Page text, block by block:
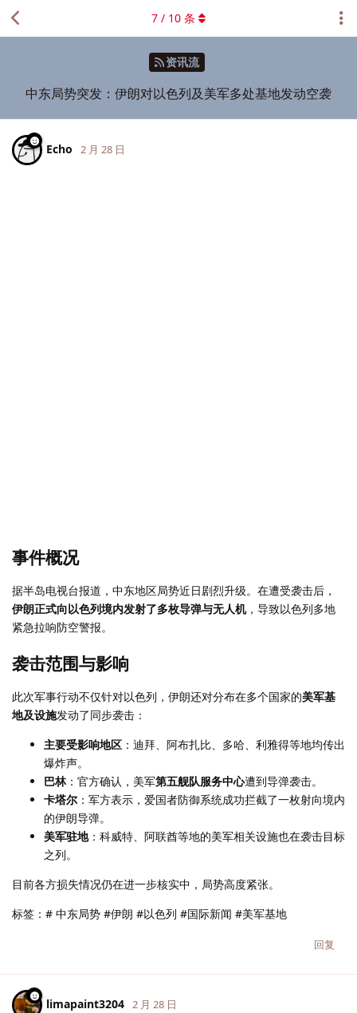
资讯流
中东局势突发：伊朗对以色列及美军多处基地发动空袭
7 / 10 条
Echo 2 月 28 日
事件概况
据半岛电视台报道，中东地区局势近日剧烈升级。在遭受袭击后，
伊朗正式向以色列境内发射了多枚导弹与无人机，导致以色列多地
紧急拉响防空警报。
袭击范围与影响
此次军事行动不仅针对以色列，伊朗还对分布在多个国家的美军基
地及设施发动了同步袭击：
主要受影响地区 ：迪拜、阿布扎比、多哈、利雅得等地均传出
爆炸声。
巴林：官方确认，美军第五舰队服务中心遭到导弹袭击。
卡塔尔 ：军方表示，爱国者防御系统成功拦截了一枚射向境内
的伊朗导弹。
美军驻地：科威特、阿联酋等地的美军相关设施也在袭击目标
之列。
目前各方损失情况仍在进一步核实中，局势高度紧张。
标签：# 中东局势 #伊朗 #以色列 #国际新闻 #美军基地
回复
limapaint3204 2 月 28 日